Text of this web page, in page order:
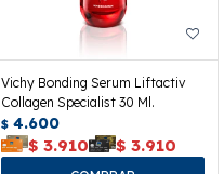
Vichy Bonding Serum Liftactiv
Collagen Specialist 30 Ml.
$ 4.600
$ 3.910 $ 3.910